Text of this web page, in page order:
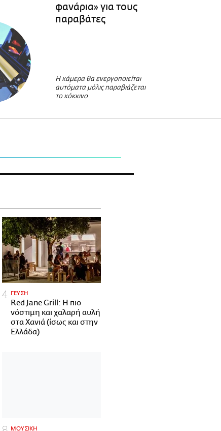
φανάρια» για τους
παραβάτες
Η κάμερα θα ενεργοποιείται
αυτόματα μόλις παραβιάζεται
το κόκκινο
ΓΕΥΣΗ
Red Jane Grill: Η πιο
νόστιμη και χαλαρή αυλή
στα Χανιά (ίσως και στην
Ελλάδα)
ΜΟΥΣΙΚΗ